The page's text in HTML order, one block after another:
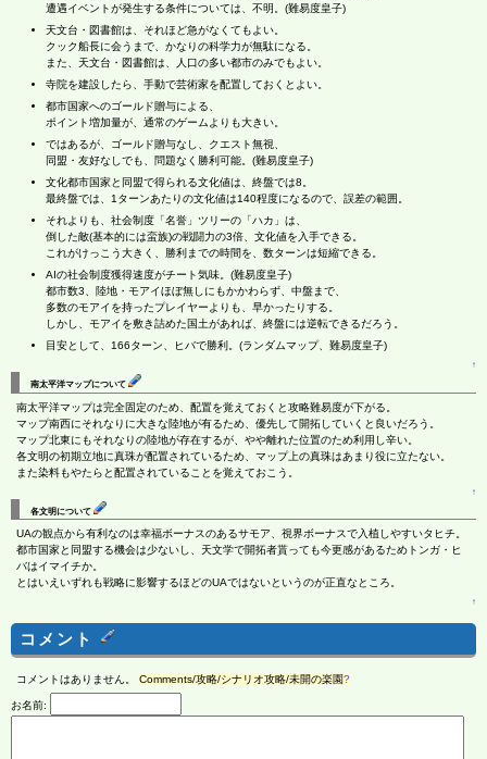
遭遇イベントが発生する条件については、不明。(難易度皇子)
天文台・図書館は、それほど急がなくてもよい。
クック船長に会うまで、かなりの科学力が無駄になる。
また、天文台・図書館は、人口の多い都市のみでもよい。
寺院を建設したら、手動で芸術家を配置しておくとよい。
都市国家へのゴールド贈与による、
ポイント増加量が、通常のゲームよりも大きい。
ではあるが、ゴールド贈与なし、クエスト無視、
同盟・友好なしでも、問題なく勝利可能。(難易度皇子)
文化都市国家と同盟で得られる文化値は、終盤では8。
最終盤では、1ターンあたりの文化値は140程度になるので、誤差の範囲。
それよりも、社会制度「名誉」ツリーの「ハカ」は、
倒した敵(基本的には蛮族)の戦闘力の3倍、文化値を入手できる。
これがけっこう大きく、勝利までの時間を、数ターンは短縮できる。
AIの社会制度獲得速度がチート気味。(難易度皇子)
都市数3、陸地・モアイほぼ無しにもかかわらず、中盤まで、
多数のモアイを持ったプレイヤーよりも、早かったりする。
しかし、モアイを敷き詰めた国土があれば、終盤には逆転できるだろう。
目安として、166ターン、ヒバで勝利。(ランダムマップ、難易度皇子)
↑
南太平洋マップについて
南太平洋マップは完全固定のため、配置を覚えておくと攻略難易度が下がる。
マップ南西にそれなりに大きな陸地が有るため、優先して開拓していくと良いだろう。
マップ北東にもそれなりの陸地が存在するが、やや離れた位置のため利用し辛い。
各文明の初期立地に真珠が配置されているため、マップ上の真珠はあまり役に立たない。
また染料もやたらと配置されていることを覚えておこう。
↑
各文明について
UAの観点から有利なのは幸福ボーナスのあるサモア、視界ボーナスで入植しやすいタヒチ。
都市国家と同盟する機会は少ないし、天文学で開拓者貰っても今更感があるためトンガ・ヒ
バはイマイチか。
とはいえいずれも戦略に影響するほどのUAではないというのが正直なところ。
↑
コメント
コメントはありません。 Comments/攻略/シナリオ攻略/未開の楽園?
お名前: